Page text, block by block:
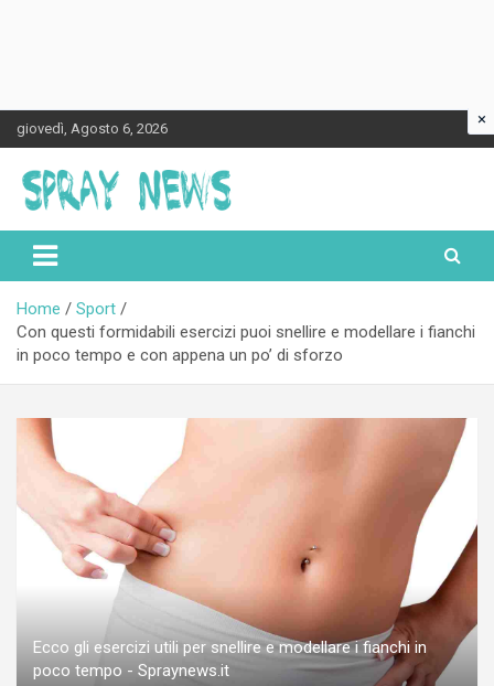
Skip
to
content
giovedì, Agosto 6, 2026
Spraynews.it
Home
Sport
Con questi formidabili esercizi puoi snellire e modellare i fianchi
in poco tempo e con appena un po’ di sforzo
Ecco gli esercizi utili per snellire e modellare i fianchi in
poco tempo - Spraynews.it
×